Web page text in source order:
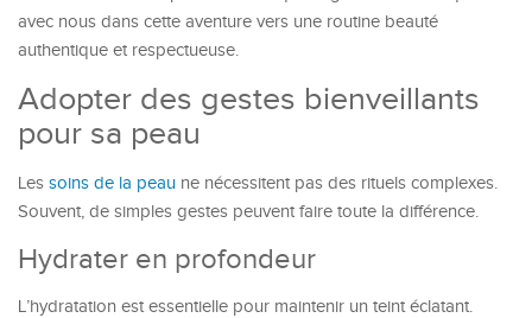
avec nous dans cette aventure vers une routine beauté
authentique et respectueuse.
Adopter des gestes bienveillants
pour sa peau
Les soins de la peau ne nécessitent pas des rituels complexes.
Souvent, de simples gestes peuvent faire toute la différence.
Hydrater en profondeur
L’hydratation est essentielle pour maintenir un teint éclatant.